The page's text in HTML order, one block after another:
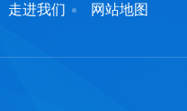
走进我们 网站地图